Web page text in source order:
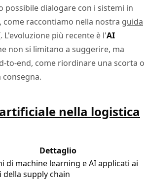
possibile dialogare con i sistemi in
raccontiamo nella nostra guida
. L'evoluzione più recente è l'AI
non si limitano a suggerire, ma
to-end, come riordinare una scorta o
nella logistica
Dettaglio
di machine learning e AI applicati ai
della supply chain